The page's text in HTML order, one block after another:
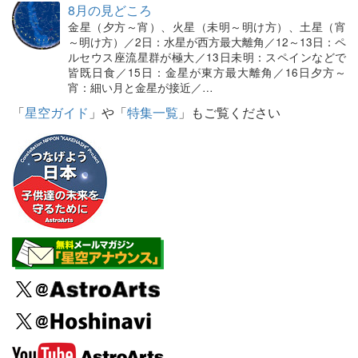
8月の見どころ
金星（夕方～宵）、火星（未明～明け方）、土星（宵
～明け方）／2日：水星が西方最大離角／12～13日：ペ
ルセウス座流星群が極大／13日未明：スペインなどで
皆既日食／15日：金星が東方最大離角／16日夕方～
宵：細い月と金星が接近／…
「星空ガイド 」や「特集一覧 」もご覧ください